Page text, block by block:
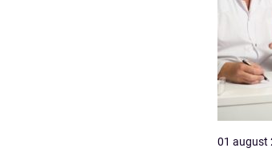
01 august